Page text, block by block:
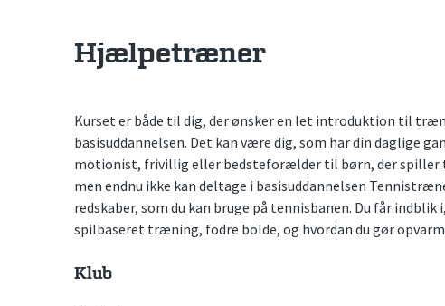
Hjælpetræner
Kurset er både til dig, der ønsker en let introduktion til
basisuddannelsen. Det kan være dig, som har din daglige
motionist, frivillig eller bedsteforælder til børn, der spiller
men endnu ikke kan deltage i basisuddannelsen
redskaber, som du kan bruge på tennisbanen. Du får indblik
spilbaseret træning, fodre bolde, og hvordan du gør
Klub